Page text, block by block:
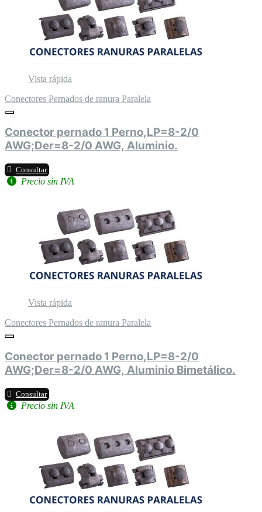
Vista rápida
Conectores Pernados de ranura Paralela
Conector pernado 1 Perno,LP=8-2/0
AWG;Der=8-2/0 AWG, Aluminio.
Consultar
Precio sin IVA
Vista rápida
Conectores Pernados de ranura Paralela
Conector pernado 1 Perno,LP=8-2/0
AWG;Der=8-2/0 AWG, Aluminio Bimetálico.
Consultar
Precio sin IVA